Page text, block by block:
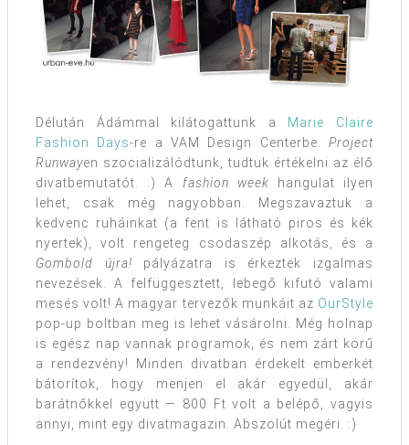
Délután Ádámmal kilátogattunk a Marie Claire
Fashion Days-re a VAM Design Centerbe.Project
Runwayen szocializálódtunk, tudtuk értékelni az élő
divatbemutatót. :) A fashion week hangulat ilyen
lehet, csak még nagyobban. Megszavaztuk a
kedvenc ruháinkat (a fent is látható piros és kék
nyertek), volt rengeteg csodaszép alkotás, és a
Gombold újra! pályázatra is érkeztek izgalmas
nevezések. A felfüggesztett, lebegő kifutó valami
mesés volt! A magyar tervezők munkáit az OurStyle
pop-up boltban meg is lehet vásárolni. Még holnap
is egész nap vannak programok, és nem zárt körű
a rendezvény! Minden divatban érdekelt emberkét
bátorítok, hogy menjen el akár egyedül, akár
barátnőkkel együtt — 800 Ft volt a belépő, vagyis
annyi, mint egy divatmagazin. Abszolút megéri. :)